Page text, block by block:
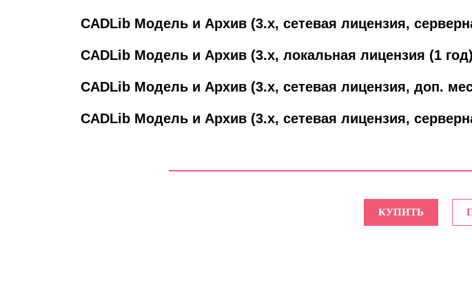
CADLib Модель и Архив (3.x, сетевая лицензия,
CADLib Модель и Архив (3.x, локальная лицензия (1
CADLib Модель и Архив (3.x, сетевая лицензия, доп.
CADLib Модель и Архив (3.x, сетевая лицензия,
КУПИТЬ